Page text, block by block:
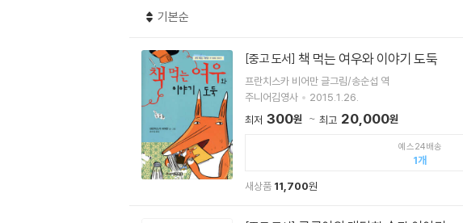
기본순
[중고 도서] 책 먹는 여우와 이야기 도둑
프란치스카 비어만 글그림/송순섭 역
주니어김영사
2015.1.26.
최저 300원 최고 20,000원
예스24배송
1
새상품 11,700원